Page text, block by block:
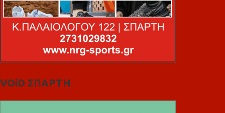
VOiD ΣΠΑΡΤΗ